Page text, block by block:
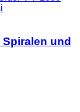
Spiralen und